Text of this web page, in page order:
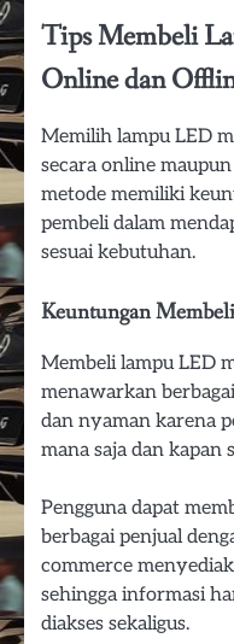
Tips Membeli
Online dan
Memilih lampu LED
secara online
metode memiliki
pembeli dalam
sesuai kebutuhan.
Keuntungan
Membeli lampu LED
menawarkan
dan nyaman karena
mana saja dan kapan
Pengguna dapat
berbagai penjual
commerce
sehingga informasi
diakses sekaligus.